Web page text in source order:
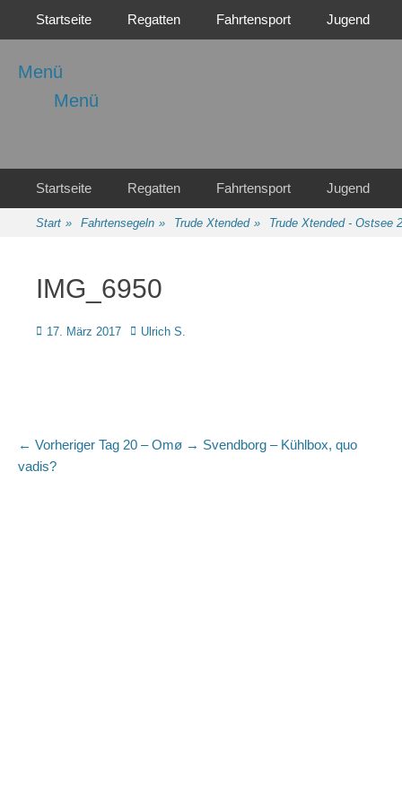
Menü
1921 e.V.
Regattasport und Wasserwandern - Freizeit mit der ganzen Familie
Menü
Primäres Menü
Startseite Regatten Fahrtensport Jugend
Sekundäres Menü
springen
Startseite Regatten Fahrtensport Jugend
Start » Fahrtensegeln » Trude Xtended » Trude Xtended - Ostsee
IMG_6950
Posted
17. März 2017 Autor
Ulrich S.
Beitragsnavigation
← Vorheriger Vorheriger
Tag 20 – Omø → Svendborg – Kühlbox, quo
vadis?